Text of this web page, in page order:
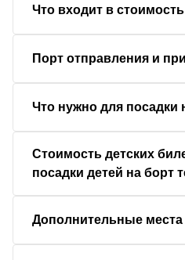
Что входит в
Порт отправления и
Что нужно для посадки
Стоимость детских
посадки детей на борт
Дополнительные места